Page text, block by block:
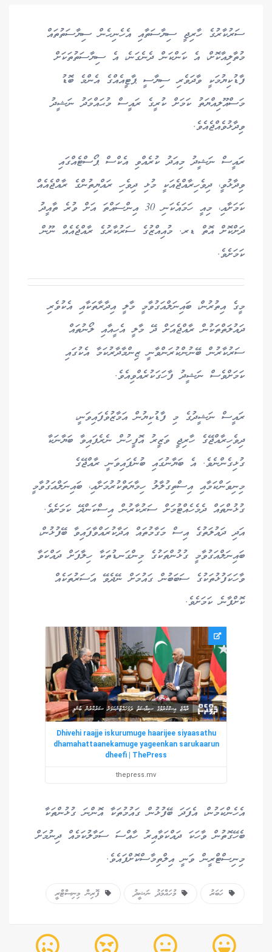
ސަރުކާރުގެ ހާރިޖީ ސިޔާސަތާއި އެހެނިހެން ސިޔާސަތުތައް
މުތާލިއާކޮށް، އެ ކަންކަން ދެނެގަނެ، އެ ސިޔާސަތުތަކަށް
ފާޑުކިޔުމަކީ ވާދަވެރި ސިޔާސީ ޕާޓީއެއްގެ އެންމެ ބޮޑު
މަސްއޫލިއްޔަތު ކަމަށް ކުރީގެ ރައީސް މުޙައްމަދު ނަޝީދު
ވިދާޅުވެއްޖެއެވެ.
ރައީސް ނަޝީދު މިއަދު ކުރެއްވި އެކްސް ޕޯސްޓެއްގައި
ވިދާޅުވީ، ދިވެހިރާއްޖެއަކީ މުޅި ދިވެހި ރައްޔިތުންގެ ރާއްޖެއެއް
ކަމަށާއި، މިއީ ހަމައެކަނި 30 އިންސައްތަ އަށް ވުރެ ތާއީދު
ދަށްކޮށް އޮތް ޑރ. މުއިއްޒުގެ ސަރުކާރުގެ ރާއްޖެއެއް ނޫން
ކަމަށެވެ.
މީގެ އިތުރުން، ބައިނަލްއަގުވާމީ މާލީ އިދާރާތަކާއި އެކުވެރި
ދައުލަތްތަކުން ރާއްޖެއަށް ދޭ މާލީ އެހީއާއި ލޯނުތައް
ސަރުކާރުން ބޭނުންކުރަންވާނީ ޒިންމާދާރުކަމާ އެކުގައި
ކަމަށްވެސް ނަޝީދު ފާހަގަކުރެއްވިއެވެ.
ރައީސް ނަޝީދުގެ މި ފާޑުކިޔުން އަމާޒުވެފައިވަނީ،
ދިވެހިރާއްޖޭގެ ހާރިޖީ ވަޒީރު އޮފީހުން ނެރެފައިވާ ބަޔާނަކާ
ގުޅިގެންނެވެ. އެ ބަޔާނުގައި ބުނެފައިވަނީ ރާއްޖޭގެ
މިނިވަންކަމާއި އިސްތިގުލާލު ހިމާޔަތްކުރުމަށާއި، ބައިނަލްއަގުވާމީ
ގުޅުންތައް ދެމެހެއްޓުމަށް ސަރުކާރުން އިސްކަންދޭ ކަމަށެވެ.
އަދި ދައުލަތުގެ އިސް މަގާމުތައް އަދާކުރައްވާފައިވާ ބޭފުޅުން،
ބައިނަލްއަގުވާމީ ގުޅުންތަކުގެ މިންގަނޑުތަކާ ހިލާފަށް ދައްކަވާ
ވާހަކަފުޅުތަކުގެ ސަބަބުން ގައުމަށް ނޭދެވޭ އަސަރުތަކެއް
ކޮށްފާނެ ކަމަށެވެ.
Dhivehi raajje iskurumuge haarijee siyaasathu
dhamahattaanekamuge yageenkan sarukaarun
dheefi | ThePress
thepress.mv
އެހެންކަމުން، އެފަދަ ބޭފުޅުން ގައުމުތަކާ އޮންނަ ގުޅުންތަކާ
ބެހޭގޮތުން ވާހަކަ ދައްކަވާއިރު ހާއްސަ ސަމާލުކަމެއް ދިނުމަށް
މިނިސްޓްރީން ވަނީ އިލްތިމާސްކޮށްފައެވެ.
ހަބަރު މުހައްމަދު ނަޝީދު ފޮރިން މިނިސްޓްރީ